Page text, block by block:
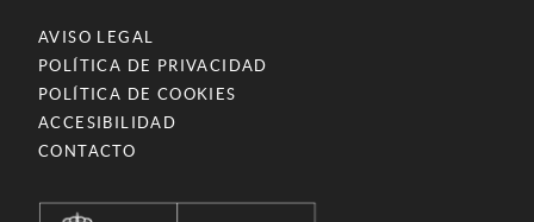
AVISO LEGAL
POLÍTICA DE PRIVACIDAD
POLÍTICA DE COOKIES
ACCESIBILIDAD
CONTACTO